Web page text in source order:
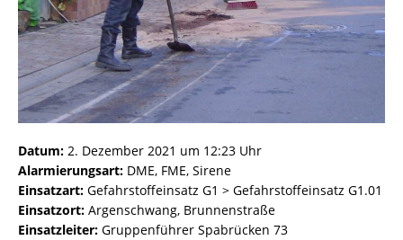
Datum: 2. Dezember 2021 um 12:23 Uhr
Alarmierungsart: DME, FME, Sirene
Einsatzart: Gefahrstoffeinsatz G1 > Gefahrstoffeinsatz G1.01
Einsatzort: Argenschwang, Brunnenstraße
Einsatzleiter: Gruppenführer Spabrücken 73